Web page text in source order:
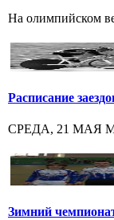
На олимпийском
Расписание
СРЕДА, 21 МАЯ
Зимний